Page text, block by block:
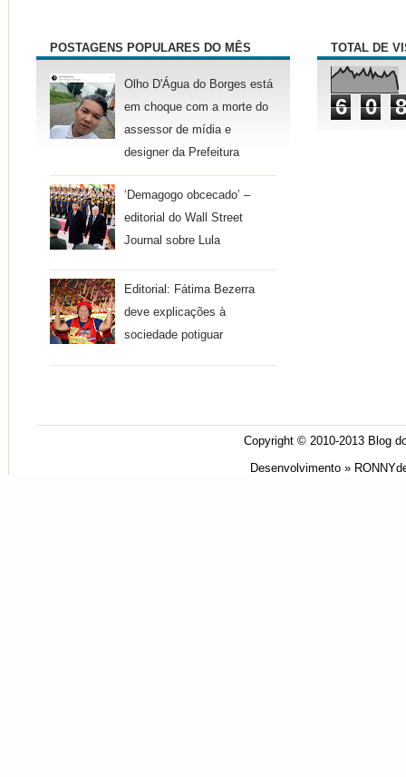
POSTAGENS POPULARES DO MÊS
Olho D'Água do Borges está
em choque com a morte do
assessor de mídia e
designer da Prefeitura
‘Demagogo obcecado’ –
editorial do Wall Street
Journal sobre Lula
Editorial: Fátima Bezerra
deve explicações à
sociedade potiguar
TOTAL DE
6 0 8
Copyright © 2010-2013 Blog
Desenvolvimento »